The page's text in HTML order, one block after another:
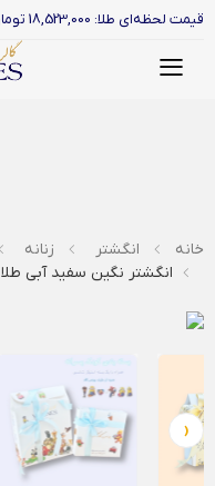
قیمت لحظه‌ای طلا: 18,523,000 تومان
خانه انگشتر زنانه
انگشتر نگین سفید آبی طلا
‹